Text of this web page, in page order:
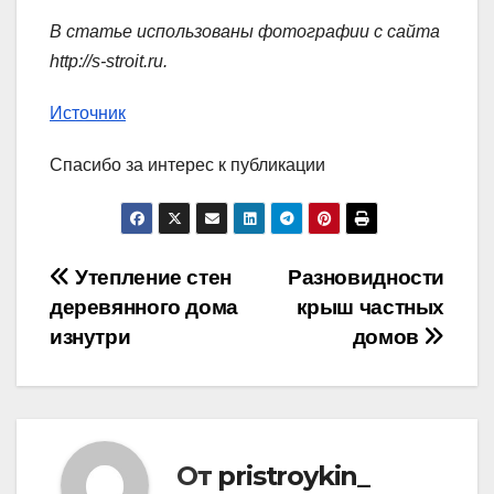
В статье использованы фотографии с сайта
http://s-stroit.ru.
Источник
Спасибо за интерес к публикации
Навигация
по
записям
Разновидности
крыш частных
домов
Утепление стен
деревянного дома
изнутри
От pristroykin_